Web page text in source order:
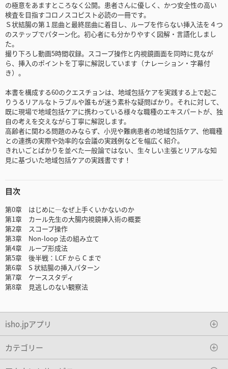
の極意をあますところなく公開。患者さんに優しく、かつ安全性の高い
検査を目指すコロノスコピスト必読の一冊です。
Ｓ状結腸の第１屈曲と最終屈曲に着目し、ループを作らない挿入法を４つ
のステップでパターン化。初心者にも分かりやすく図解・言語化しまし
た。
撮り下ろし動画5時間収録。スコープ操作と内視鏡画面を同時に見なが
ら、挿入のポイントを丁寧に解説しています（ナレーション・字幕付
き）。
本書を構成する60のクエスチョンは、地域包括ケアを実践する上で起こ
りうるリアルなトラブルや誰もが迷う素朴な疑問ばかり。それに対して、
既に現場で地域包括ケアに携わっている様々な職種のエキスパートが、独
自の考えを交えながら丁寧に解説します。
高齢者に関わる問題のみならず、小児や難病患者の地域包括ケア、他職種
との連携の実際や効率的な会議の実践例などを幅広く紹介。
きれいごとばかりを並べた一般論ではない、生々しい主張とリアルな知
見に基づいた地域包括ケアの実践書です！
目次
第0章 はじめに—なぜ上手くいかないのか
第1章 カール先生の大腸内視鏡挿入術の概要
第2章 スコープ操作
第3章 Non-loop 法の組み立て
第4章 ループ形成法
第5章 後半戦：LCF から C まで
第6章 S 状結腸の挿入パターン
第7章 ケーススタディ
第8章 見逃しのない観察法
isho.jpアプリ
カテゴリー